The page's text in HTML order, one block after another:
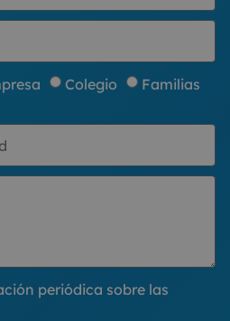
Colegio
Familias
periódica sobre las